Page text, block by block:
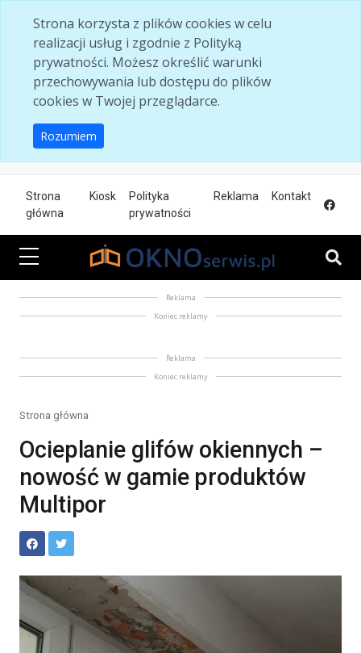
Strona korzysta z plików cookies w celu
realizacji usług i zgodnie z Polityką
prywatności. Możesz określić warunki
przechowywania lub dostępu do plików
cookies w Twojej przeglądarce.
Rozumiem
Strona
główna
Kiosk
Polityka
prywatności
Reklama Kontakt
Reklama
Koniec reklamy
Reklama
Koniec reklamy
Strona główna
Ocieplanie glifów okiennych –
nowość w gamie produktów
Multipor